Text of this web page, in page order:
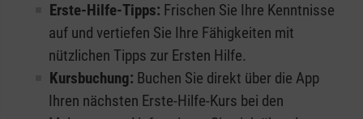
Erste-Hilfe-Tipps: Frischen Sie Ihre Kenntnisse
auf und vertiefen Sie Ihre Fähigkeiten mit
nützlichen Tipps zur Ersten Hilfe.
Kursbuchung: Buchen Sie direkt über die App
Ihren nächsten Erste-Hilfe-Kurs bei den